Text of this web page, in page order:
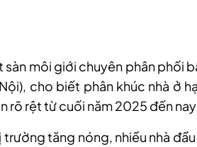
môi giới chuyên phân phối
cho biết phân khúc nhà ở
rõ rệt từ cuối năm 2025 đến
tăng nóng, nhiều nhà đầu